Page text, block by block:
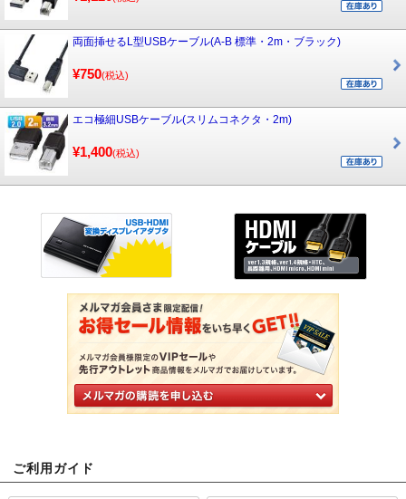
両面挿せるL型USBケーブル(A-B 標準・2m・ブラック)
¥750(税込)
エコ極細USBケーブル(スリムコネクタ・2m)
¥1,400(税込)
ご利用ガイド